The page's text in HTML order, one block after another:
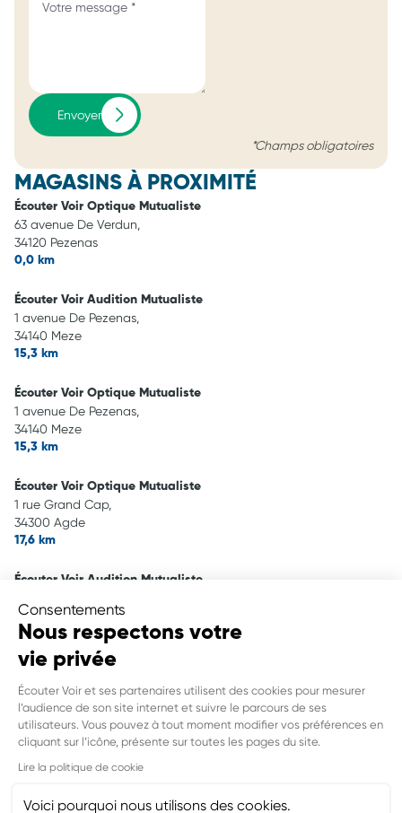
Consentements
Nous respectons votre
vie privée
Écouter Voir et ses partenaires utilisent des cookies pour mesurer
l’audience de son site internet et suivre le parcours de ses
utilisateurs. Vous pouvez à tout moment modifier vos préférences en
cliquant sur l’icône, présente sur toutes les pages du site.
Lire la politique de cookie
Voici pourquoi nous utilisons des cookies.
Envoyer
*Champs obligatoires
MAGASINS À PROXIMITÉ
Écouter Voir Optique Mutualiste
63 avenue De Verdun,
34120 Pezenas
0,0 km
Écouter Voir Audition Mutualiste
1 avenue De Pezenas,
34140 Meze
15,3 km
Écouter Voir Optique Mutualiste
1 avenue De Pezenas,
34140 Meze
15,3 km
Écouter Voir Optique Mutualiste
1 rue Grand Cap,
34300 Agde
17,6 km
Écouter Voir Audition Mutualiste
34300 Agde
17,6 km
ECOUTER VOIR OPTIQUE MONTIMARAN
29 boulevard Jules Cadenat, Montimaran ,
34500 Beziers
18,2 km
INFORMATIONS LÉGALES DE CE
POINT DE VENTE
Nom du groupement : MUTUALITE FRANCAISE GRAND SUD